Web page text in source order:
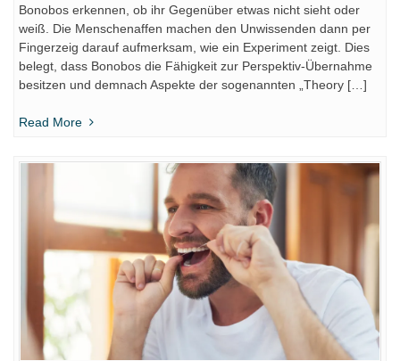
Bonobos erkennen, ob ihr Gegenüber etwas nicht sieht oder
weiß. Die Menschenaffen machen den Unwissenden dann per
Fingerzeig darauf aufmerksam, wie ein Experiment zeigt. Dies
belegt, dass Bonobos die Fähigkeit zur Perspektiv-Übernahme
besitzen und demnach Aspekte der sogenannten „Theory […]
Read More